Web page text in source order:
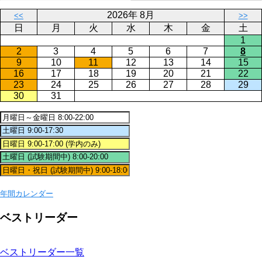
<< 2026年 8月 >>
日 月 火 水 木 金
土
1
2
3 4 5 6 7
8
9
10 11 12 13 14
15
16
17 18 19 20 21
22
23
24 25 26 27 28
29
30
31
年間カレンダー
ベストリーダー
ベストリーダー一覧